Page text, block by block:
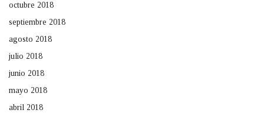
octubre 2018
septiembre 2018
agosto 2018
julio 2018
junio 2018
mayo 2018
abril 2018